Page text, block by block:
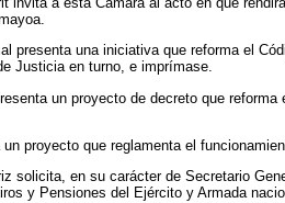
presenta una iniciativa que reforma el
Justicia en turno, e imprímase.
un proyecto de decreto que
proyecto que reglamenta el
solicita, en su carácter de Secretario
y Pensiones del Ejército y Armada